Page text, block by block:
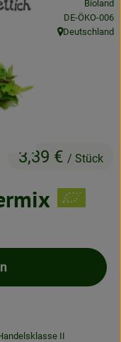
3,39 € / Stück
Bioland
, Kontrollstelle:
DE-ÖKO-006
, Herkunft:
Deutschland
Warenkorb
II